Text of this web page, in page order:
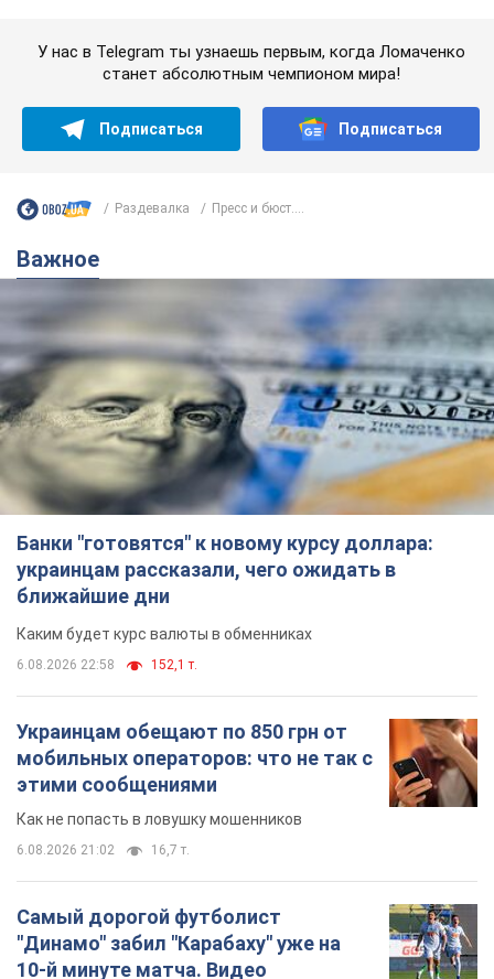
Важное
Банки "готовятся" к новому курсу доллара:
украинцам рассказали, чего ожидать в
ближайшие дни
Каким будет курс валюты в обменниках
6.08.2026 22:58 152,1 т.
Украинцам обещают по 850 грн от
мобильных операторов: что не так с
этими сообщениями
Как не попасть в ловушку мошенников
6.08.2026 21:02 16,7 т.
Самый дорогой футболист
"Динамо" забил "Карабаху" уже на
10-й минуте матча. Видео
Поединок проходит в Польше
6.08.2026 20:48 7,0 т.